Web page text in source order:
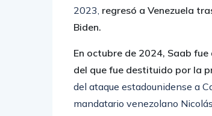
2023, regresó a Venezuela
Biden.
En octubre de 2024, Saab
del que fue destituido por la
del ataque estadounidense a
mandatario venezolano